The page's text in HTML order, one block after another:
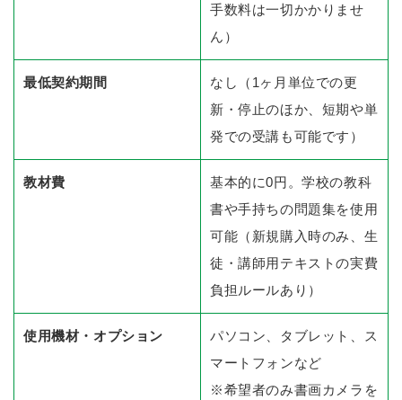
手数料は一切かかりませ
ん）
最低契約期間
なし（1ヶ月単位での更
新・停止のほか、短期や単
発での受講も可能です）
教材費
基本的に0円。学校の教科
書や手持ちの問題集を使用
可能（新規購入時のみ、生
徒・講師用テキストの実費
負担ルールあり）
使用機材・オプション
パソコン、タブレット、ス
マートフォンなど
※希望者のみ書画カメラを